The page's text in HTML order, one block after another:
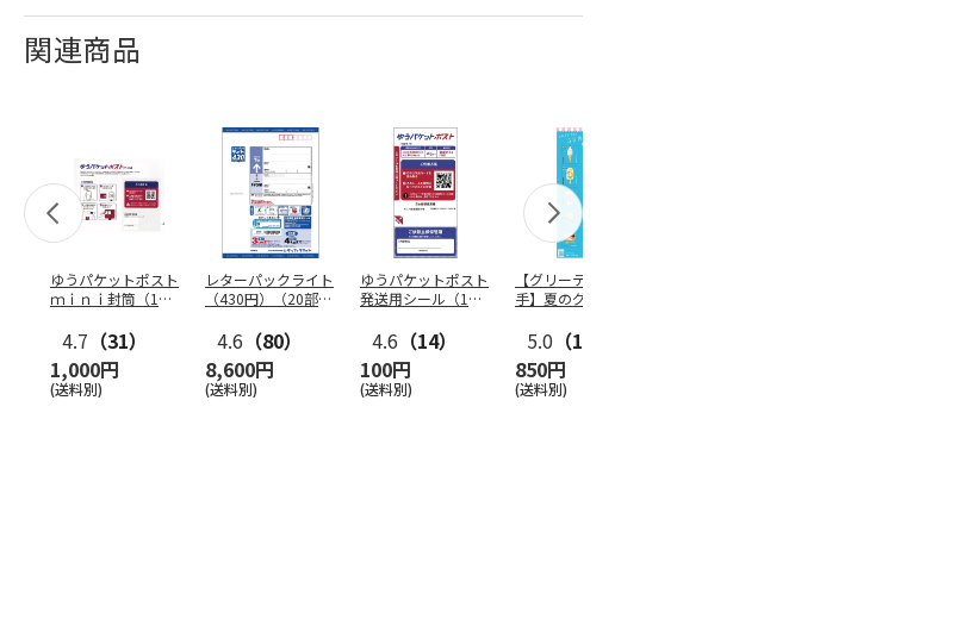
関連商品
ゆうパケットポスト
ｍｉｎｉ封筒（1個
4.7 （31）
1,000円
(送料別)
レターパックライト
（430円）（20部セ
4.6 （80）
8,600円
(送料別)
ゆうパケットポスト
発送用シール（1個
4.6 （14）
100円
(送料別)
【グリーティング切
手】夏のグリーティ
5.0 （10）
850円
(送料別)